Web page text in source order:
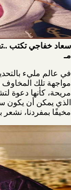
سعاد خفاجي تكتب
مـ
في عالم مليء
مواجهة تلك
مريحة، كأنها دعوة
الذي يمكن أن يكون
مخيفًا بمفردنا، نشعر